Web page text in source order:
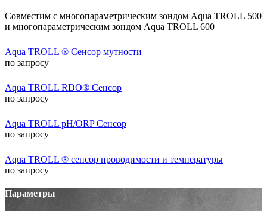
Совместим с многопараметрическим зондом Aqua TROLL 500
и многопараметрическим зондом Aqua TROLL 600
Aqua TROLL ® Сенсор мутности
по запросу
Aqua TROLL RDO® Сенсор
по запросу
Aqua TROLL pH/ORP Сенсор
по запросу
Aqua TROLL ® сенсор проводимости и температуры
по запросу
Параметры